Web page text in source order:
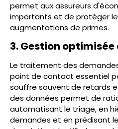
permet aux assureurs
importants et de protéger
augmentations de primes.
3. Gestion
Le traitement des
point de contact essentiel
souffre souvent de retards
des données permet de
automatisant le triage, en
demandes et en prédisant